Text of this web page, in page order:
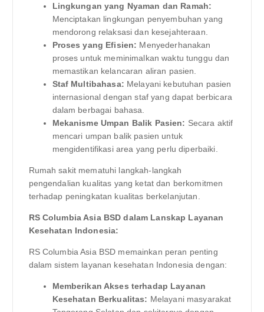
Lingkungan yang Nyaman dan Ramah:
Menciptakan lingkungan penyembuhan yang
mendorong relaksasi dan kesejahteraan.
Proses yang Efisien: Menyederhanakan
proses untuk meminimalkan waktu tunggu dan
memastikan kelancaran aliran pasien.
Staf Multibahasa: Melayani kebutuhan pasien
internasional dengan staf yang dapat berbicara
dalam berbagai bahasa.
Mekanisme Umpan Balik Pasien: Secara aktif
mencari umpan balik pasien untuk
mengidentifikasi area yang perlu diperbaiki.
Rumah sakit mematuhi langkah-langkah
pengendalian kualitas yang ketat dan berkomitmen
terhadap peningkatan kualitas berkelanjutan.
RS Columbia Asia BSD dalam Lanskap Layanan
Kesehatan Indonesia:
RS Columbia Asia BSD memainkan peran penting
dalam sistem layanan kesehatan Indonesia dengan:
Memberikan Akses terhadap Layanan
Kesehatan Berkualitas: Melayani masyarakat